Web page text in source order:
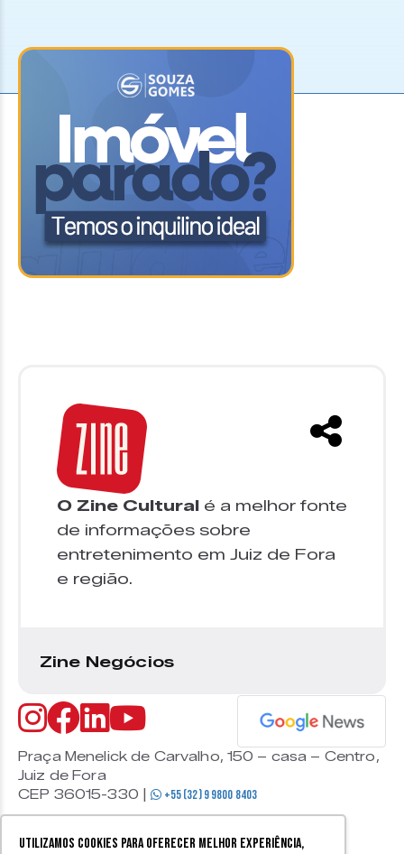
Utilizamos cookies para oferecer melhor experiência,
O Zine Cultural é a melhor fonte
de informações sobre
entretenimento em Juiz de Fora
e região.
Zine Negócios
Praça Menelick de Carvalho, 150 – casa – Centro,
Juiz de Fora
CEP 36015-330 |
+55 (32) 9 9800 8403